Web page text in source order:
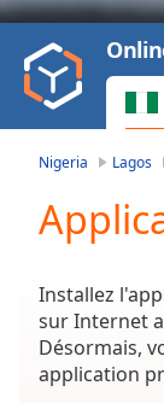
Play
Video
Play
Backward
Skip
Current
Time0:00
Duration-:-
Loaded:
0.00%
Stream
Nigeria Lagos
Installez
sur Internet
Désormais,
application